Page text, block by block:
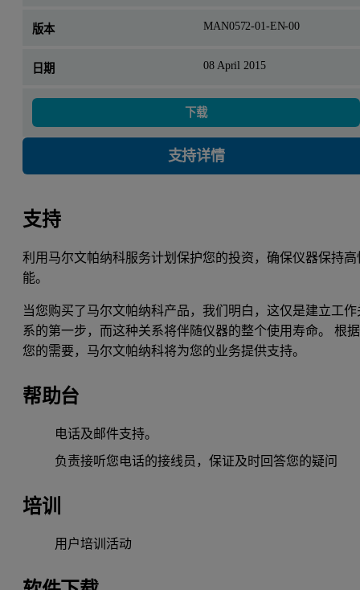
MAN0572-01-EN-00
08 April 2015
下载
支持详情
支持
利用马尔文帕纳科服务计划保护您的投资，确保仪器保持高
能。
当您购买了马尔文帕纳科产品，我们明白，这仅是建立工作
系的第一步，而这种关系将伴随仪器的整个使用寿命。 根据
您的需要，马尔文帕纳科将为您的业务提供支持。
帮助台
电话及邮件支持。
负责接听您电话的接线员，保证及时回答您的疑问
培训
用户培训活动